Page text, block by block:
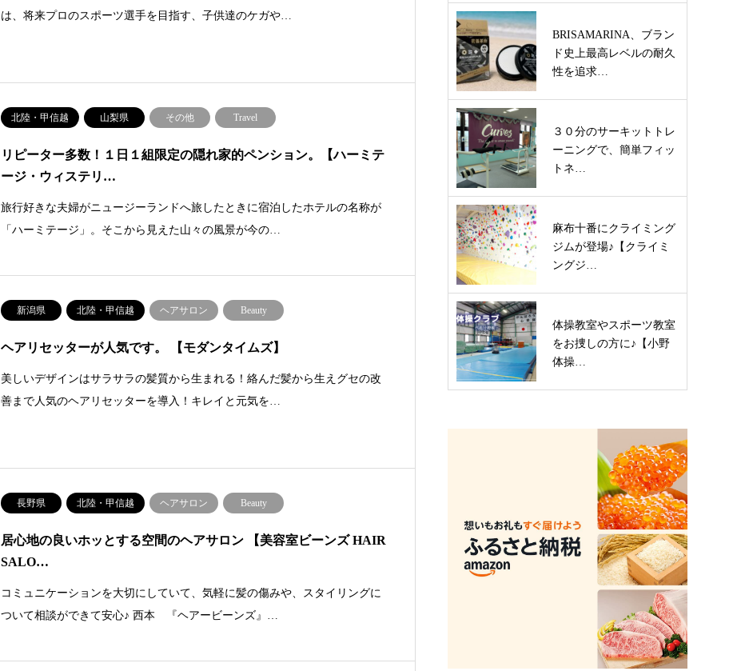
は、将来プロのスポーツ選手を目指す、子供達のケガや…
北陸・甲信越 山梨県 その他 Travel
リピーター多数！１日１組限定の隠れ家的ペンション。【ハーミテ
ージ・ウィステリ…
旅行好きな夫婦がニュージーランドへ旅したときに宿泊したホテルの名称が
「ハーミテージ」。そこから見えた山々の風景が今の…
新潟県 北陸・甲信越 ヘアサロン Beauty
ヘアリセッターが人気です。 【モダンタイムズ】
美しいデザインはサラサラの髪質から生まれる！絡んだ髪から生えグセの改
善まで人気のヘアリセッターを導入！キレイと元気を…
長野県 北陸・甲信越 ヘアサロン Beauty
居心地の良いホッとする空間のヘアサロン 【美容室ビーンズ HAIR
SALO…
コミュニケーションを大切にしていて、気軽に髪の傷みや、スタイリングに
ついて相談ができて安心♪ 西本 『ヘアービーンズ』…
BRISAMARINA、ブラン
ド史上最高レベルの耐久
性を追求…
３０分のサーキットトレ
ーニングで、簡単フィッ
トネ…
麻布十番にクライミング
ジムが登場♪【クライミ
ングジ…
体操教室やスポーツ教室
をお捜しの方に♪︎【小野
体操…